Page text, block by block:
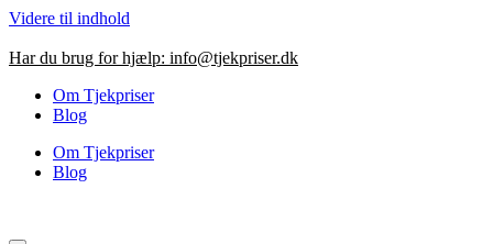
Videre til indhold
Har du brug for hjælp: info@tjekpriser.dk
Om Tjekpriser
Blog
Om Tjekpriser
Blog